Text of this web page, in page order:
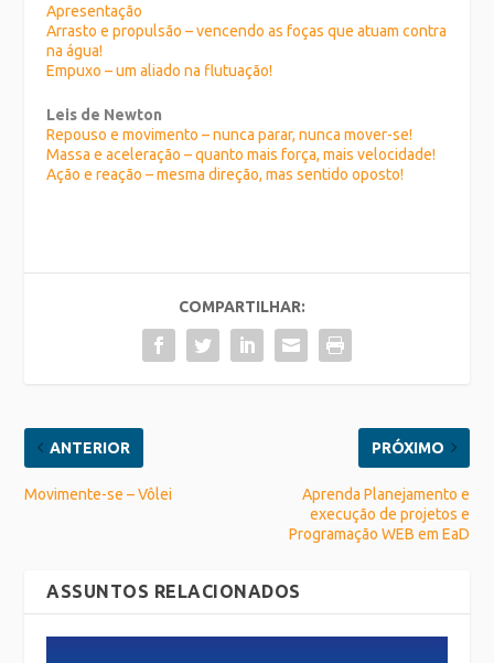
Apresentação
Arrasto e propulsão – vencendo as foças que atuam contra
na água!
Empuxo – um aliado na flutuação!
Leis de Newton
Repouso e movimento – nunca parar, nunca mover-se!
Massa e aceleração – quanto mais força, mais velocidade!
Ação e reação – mesma direção, mas sentido oposto!
COMPARTILHAR:
ANTERIOR
Movimente-se – Vôlei
PRÓXIMO
Aprenda Planejamento e
execução de projetos e
Programação WEB em EaD
ASSUNTOS RELACIONADOS